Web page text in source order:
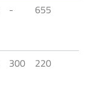
- 655
300 220